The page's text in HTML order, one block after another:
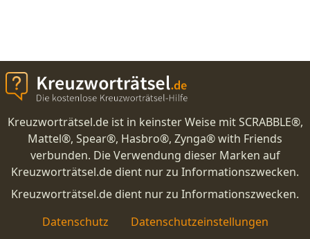
Kreuzworträtsel.de ist in keinster Weise mit SCRABBLE®,
Mattel®, Spear®, Hasbro®, Zynga® with Friends
verbunden. Die Verwendung dieser Marken auf
Kreuzworträtsel.de dient nur zu Informationszwecken.
Kreuzworträtsel.de dient nur zu Informationszwecken.
Datenschutz
Datenschutzeinstellungen